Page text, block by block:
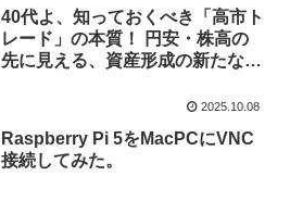
40代よ、知っておくべき「高市ト
レード」の本質！ 円安・株高の
先に見える、資産形成の新たな一
2025.10.08
Raspberry Pi 5をMacPCにVNC
接続してみた。